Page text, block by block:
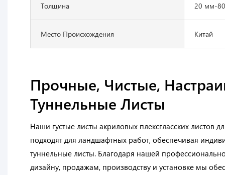
Толщина 20 мм-
Место Происхождения Китай
Прочные, Чистые,
Туннельные Листы
Наши густые листы акриловых плексгласских листов
подходят для ландшафтных работ, обеспечивая
туннельные листы. Благодаря нашей
дизайну, продажам, производству и установке мы